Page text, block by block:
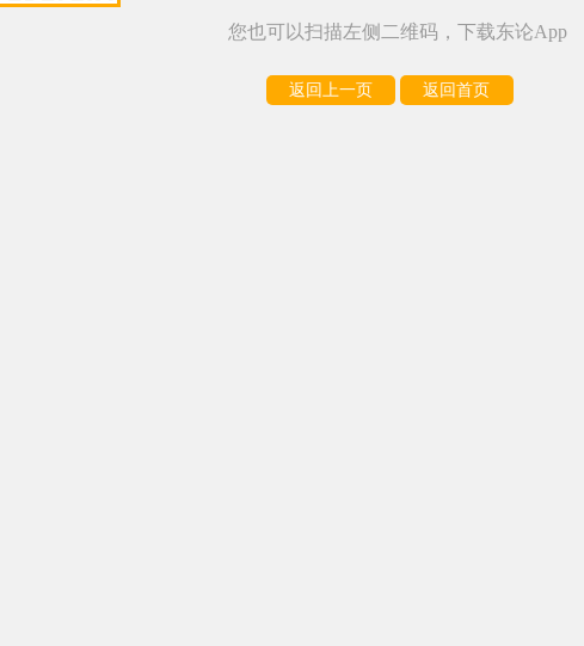
您也可以扫描左侧二维码，下载东论App
返回上一页 返回首页